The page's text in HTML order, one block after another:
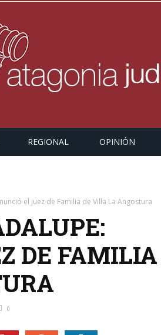
REGIONAL OPINIÓN
el juez de Familia de Villa La Angostura
DE FAMILIA
0